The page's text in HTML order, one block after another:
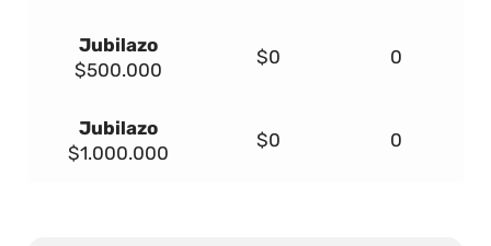
Jubilazo
$500.000
$0 0
Jubilazo
$1.000.000
$0 0